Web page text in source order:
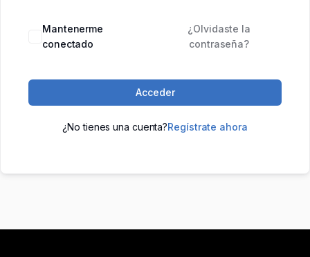
Mantenerme
conectado
¿Olvidaste la
contraseña?
Acceder
¿No tienes una cuenta?Regístrate ahora